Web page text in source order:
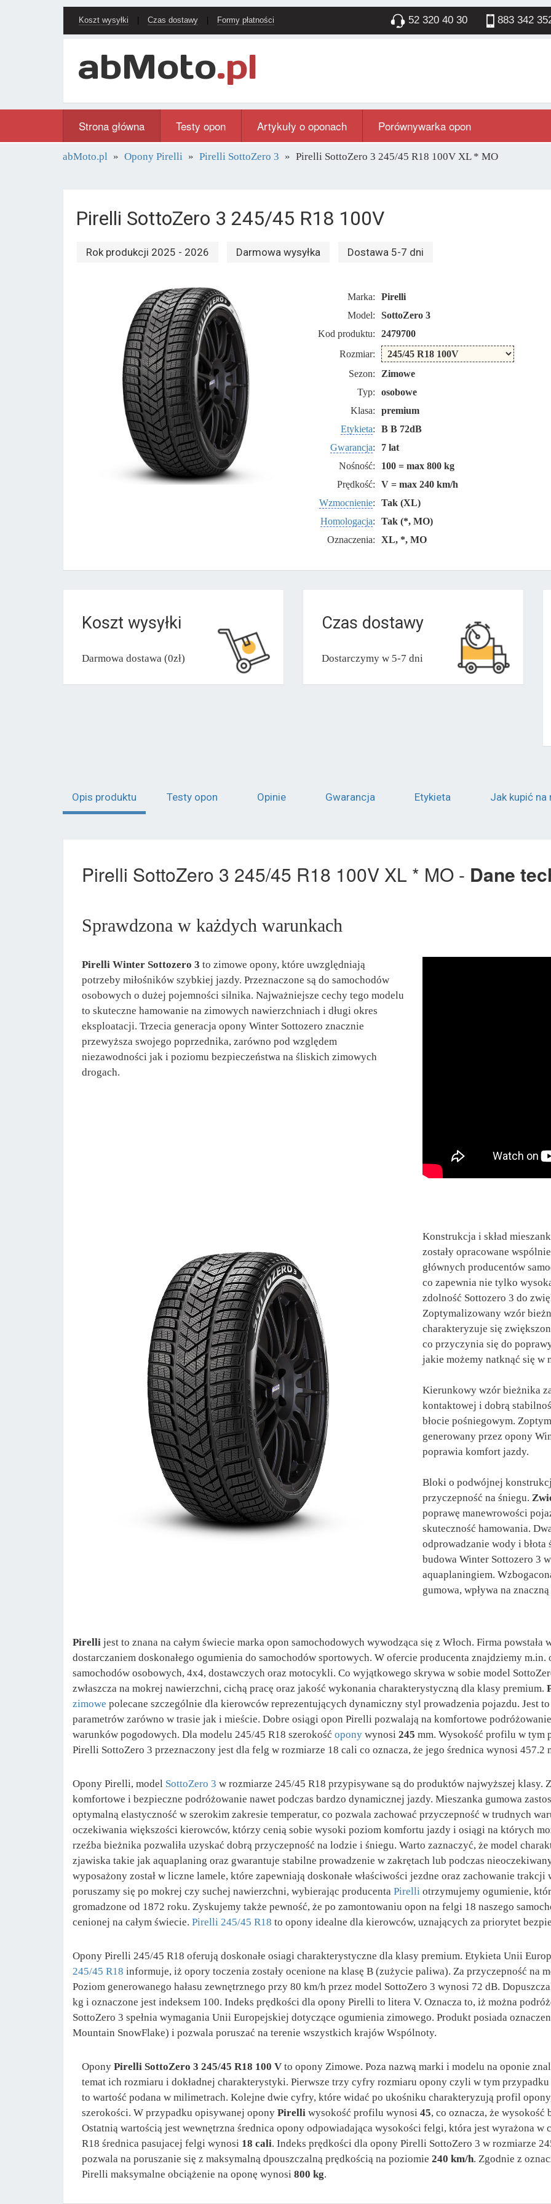
Koszt wysyłki Czas dostawy Formy płatności 52 320 40 30 883 342
Strona główna Testy opon Artykuły o oponach Porównywarka opon
abMoto.pl Opony Pirelli Pirelli SottoZero 3 Pirelli SottoZero 3 245/45 R18 100V XL * MO
Pirelli SottoZero 3 245/45 R18 100V
Rok produkcji 2025 - 2026 Darmowa wysyłka Dostawa 5-7 dni
Marka:
Pirelli
Model:
SottoZero 3
Kod produktu:
2479700
Rozmiar:
Sezon:
Zimowe
Typ:
osobowe
Klasa:
premium
Etykieta:
B B 72dB
Gwarancja:
7 lat
Nośność:
100 = max 800 kg
Prędkość:
V = max 240 km/h
Wzmocnienie:
Tak (XL)
Homologacja:
Tak (*, MO)
Oznaczenia:
XL, *, MO
Koszt wysyłki
Darmowa dostawa (0zł)
Czas dostawy
Dostarczymy w 5-7 dni
Opis produktu Testy opon Opinie Gwarancja Etykieta Jak kupić na
Pirelli SottoZero 3 245/45 R18 100V XL * MO - Dane
Sprawdzona w każdych warunkach
Pirelli Winter Sottozero 3 to zimowe opony, które uwzględniają
potrzeby miłośników szybkiej jazdy. Przeznaczone są do samochodów
osobowych o dużej pojemności silnika. Najważniejsze cechy tego modelu
to skuteczne hamowanie na zimowych nawierzchniach i długi okres
eksploatacji. Trzecia generacja opony Winter Sottozero znacznie
przewyższa swojego poprzednika, zarówno pod względem
niezawodności jak i poziomu bezpieczeństwa na śliskich zimowych
drogach.
Konstrukcja i skład
zostały opracowane
głównych producentów
co zapewnia nie tylko
zdolność Sottozero 3 do
Zoptymalizowany wzór
charakteryzuje się
co przyczynia się do
jakie możemy natknąć się w
Kierunkowy wzór bieżnika
kontaktowej i dobrą
błocie pośniegowym.
generowany przez opony
poprawia komfort jazdy.
Bloki o podwójnej
przyczepność na śniegu.
poprawę manewrowości
skuteczność hamowania.
odprowadzanie wody i
budowa Winter Sottozero 3
aquaplaningiem.
gumowa, wpływa na
Pirelli jest to znana na całym świecie marka opon samochodowych wywodząca się z Włoch. Firma
dostarczaniem doskonałego ogumienia do samochodów sportowych. W ofercie producenta znajdziemy
samochodów osobowych, 4x4, dostawczych oraz motocykli. Co wyjątkowego skrywa w sobie model
zwłaszcza na mokrej nawierzchni, cichą pracę oraz jakość wykonania charakterystyczną dla klasy premium.
zimowe polecane szczególnie dla kierowców reprezentujących dynamiczny styl prowadzenia pojazdu. Jest
parametrów zarówno w trasie jak i mieście. Dobre osiągi opon Pirelli pozwalają na komfortowe
warunków pogodowych. Dla modelu 245/45 R18 szerokość opony wynosi 245 mm. Wysokość profilu w tym
Pirelli SottoZero 3 przeznaczony jest dla felg w rozmiarze 18 cali co oznacza, że jego średnica wynosi 457.2
Opony Pirelli, model SottoZero 3 w rozmiarze 245/45 R18 przypisywane są do produktów najwyższej klasy.
komfortowe i bezpieczne podróżowanie nawet podczas bardzo dynamicznej jazdy. Mieszanka gumowa
optymalną elastyczność w szerokim zakresie temperatur, co pozwala zachować przyczepność w trudnych
oczekiwania większości kierowców, którzy cenią sobie wysoki poziom komfortu jazdy i osiągi na których
rzeźba bieżnika pozwaliła uzyskać dobrą przyczepność na lodzie i śniegu. Warto zaznaczyć, że model
zjawiska takie jak aquaplaning oraz gwarantuje stabilne prowadzenie w zakrętach lub podczas
wyposażony został w liczne lamele, które zapewniają doskonałe właściwości jezdne oraz zachowanie
poruszamy się po mokrej czy suchej nawierzchni, wybierając producenta Pirelli otrzymujemy ogumienie,
gromadzone od 1872 roku. Zyskujemy także pewność, że po zamontowaniu opon na felgi 18 naszego
cenionej na całym świecie. Pirelli 245/45 R18 to opony idealne dla kierowców, uznających za priorytet
Opony Pirelli 245/45 R18 oferują doskonałe osiagi charakterystyczne dla klasy premium. Etykieta Unii
245/45 R18 informuje, iż opory toczenia zostały ocenione na klasę B (zużycie paliwa). Za przyczepność na
Poziom generowanego hałasu zewnętrznego przy 80 km/h przez model SottoZero 3 wynosi 72 dB.
kg i oznaczone jest indeksem 100. Indeks prędkości dla opony Pirelli to litera V. Oznacza to, iż można
SottoZero 3 spełnia wymagania Unii Europejskiej dotyczące ogumienia zimowego. Produkt posiada
Mountain SnowFlake) i pozwala poruszać na terenie wszystkich krajów Wspólnoty.
Opony Pirelli SottoZero 3 245/45 R18 100 V to opony Zimowe. Poza nazwą marki i modelu na oponie
temat ich rozmiaru i dokładnej charakterystyki. Pierwsze trzy cyfry rozmiaru opony czyli w tym przypadku
to wartość podana w milimetrach. Kolejne dwie cyfry, które widać po ukośniku charakteryzują profil
szerokości. W przypadku opisywanej opony Pirelli wysokość profilu wynosi 45, co oznacza, że
Ostatnią wartością jest wewnętrzna średnica opony odpowiadająca wysokości felgi, która jest wyrażona
R18 średnica pasujacej felgi wynosi 18 cali. Indeks prędkości dla opony Pirelli SottoZero 3 w rozmiarze
pozwala na poruszanie się z maksymalną dpouszczalną prędkością na poziomie 240 km/h. Zgodnie z
Pirelli maksymalne obciążenie na oponę wynosi 800 kg.